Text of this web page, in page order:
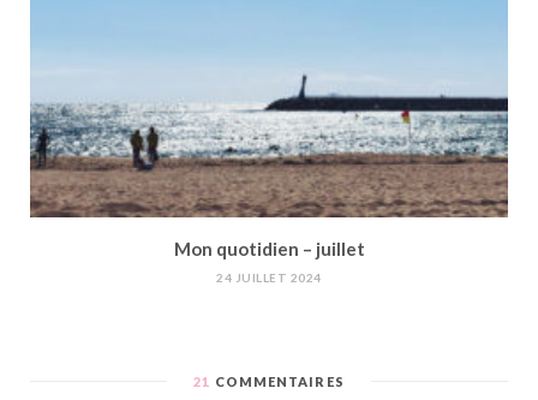
Mon quotidien – juillet
24 JUILLET 2024
21 COMMENTAIRES